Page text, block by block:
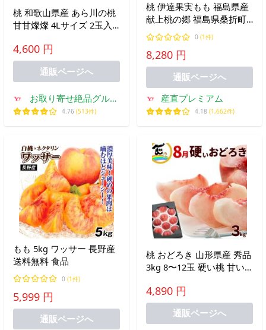
桃 和歌山県産 あら川の桃
甘甘燦燦 4Lサイズ 2玉入
高級 ブランド果物 フルー
ツ もも 贈答用 熨斗対応可
能 お中元 ギフト 冷蔵配送
4,600 円
通販ページへ
お取り寄せ絶品グルメ
食べモア
4.76 (513件)
桃 伊達果実もも 福島県産
献上桃の郷 福島県桑折町
特秀品 約5kg 爆買
0 (1件)
8,280 円
通販ページへ
産直プレミアム
4.18 (1,662件)
もも 5kg ワッサー 長野産
送料無料 食品
0 (1件)
5,999 円
通販ページへ
桃 おどろき 山形県産 秀品
3kg 8〜12玉 硬い桃 甘い
お中元 御中元 お取り寄せ
果物 フルーツ 産地直送
4,890 円
通販ページへ